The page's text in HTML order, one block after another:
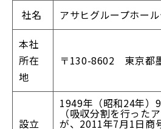
社名
アサヒグループホー
本社
所在
地
〒130-8602 東京都
設立
1949年（昭和24年）
（吸収分割を行った
が、2011年7月1日商